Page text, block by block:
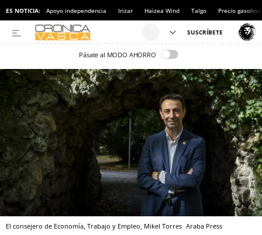
ES NOTICIA: Apoyo independencia Irizar Haizea Wind Talgo Precio gasolina
Pásate al MODO AHORRO
El consejero de Economía, Trabajo y Empleo, Mikel Torres Araba Press